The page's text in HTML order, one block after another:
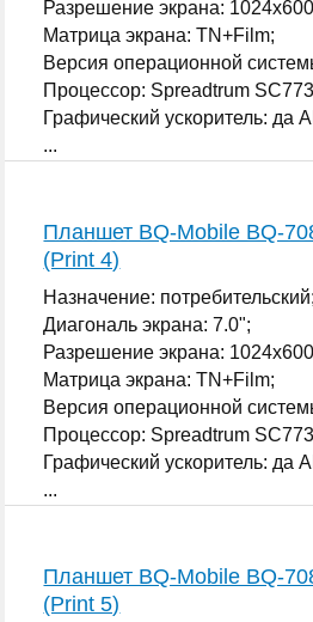
Разрешение экрана:
Матрица экрана: TN+Film;
Версия операционной
Процессор: Spreadtrum
Графический ускоритель: да
...
Планшет BQ-Mobile BQ-
(Print 4)
Назначение: потребительский;
Диагональ экрана: 7.0";
Разрешение экрана:
Матрица экрана: TN+Film;
Версия операционной
Процессор: Spreadtrum
Графический ускоритель: да
...
Планшет BQ-Mobile BQ-
(Print 5)